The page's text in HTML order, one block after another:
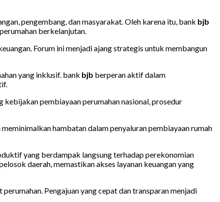
pengembang, dan masyarakat. Oleh karena itu, bank bjb
berkelanjutan.
Forum ini menjadi ajang strategis untuk membangun
yang inklusif. bank bjb berperan aktif dalam
pembiayaan perumahan nasional, prosedur
hambatan dalam penyaluran pembiayaan rumah
yang berdampak langsung terhadap perekonomian
daerah, memastikan akses layanan keuangan yang
Pengajuan yang cepat dan transparan menjadi